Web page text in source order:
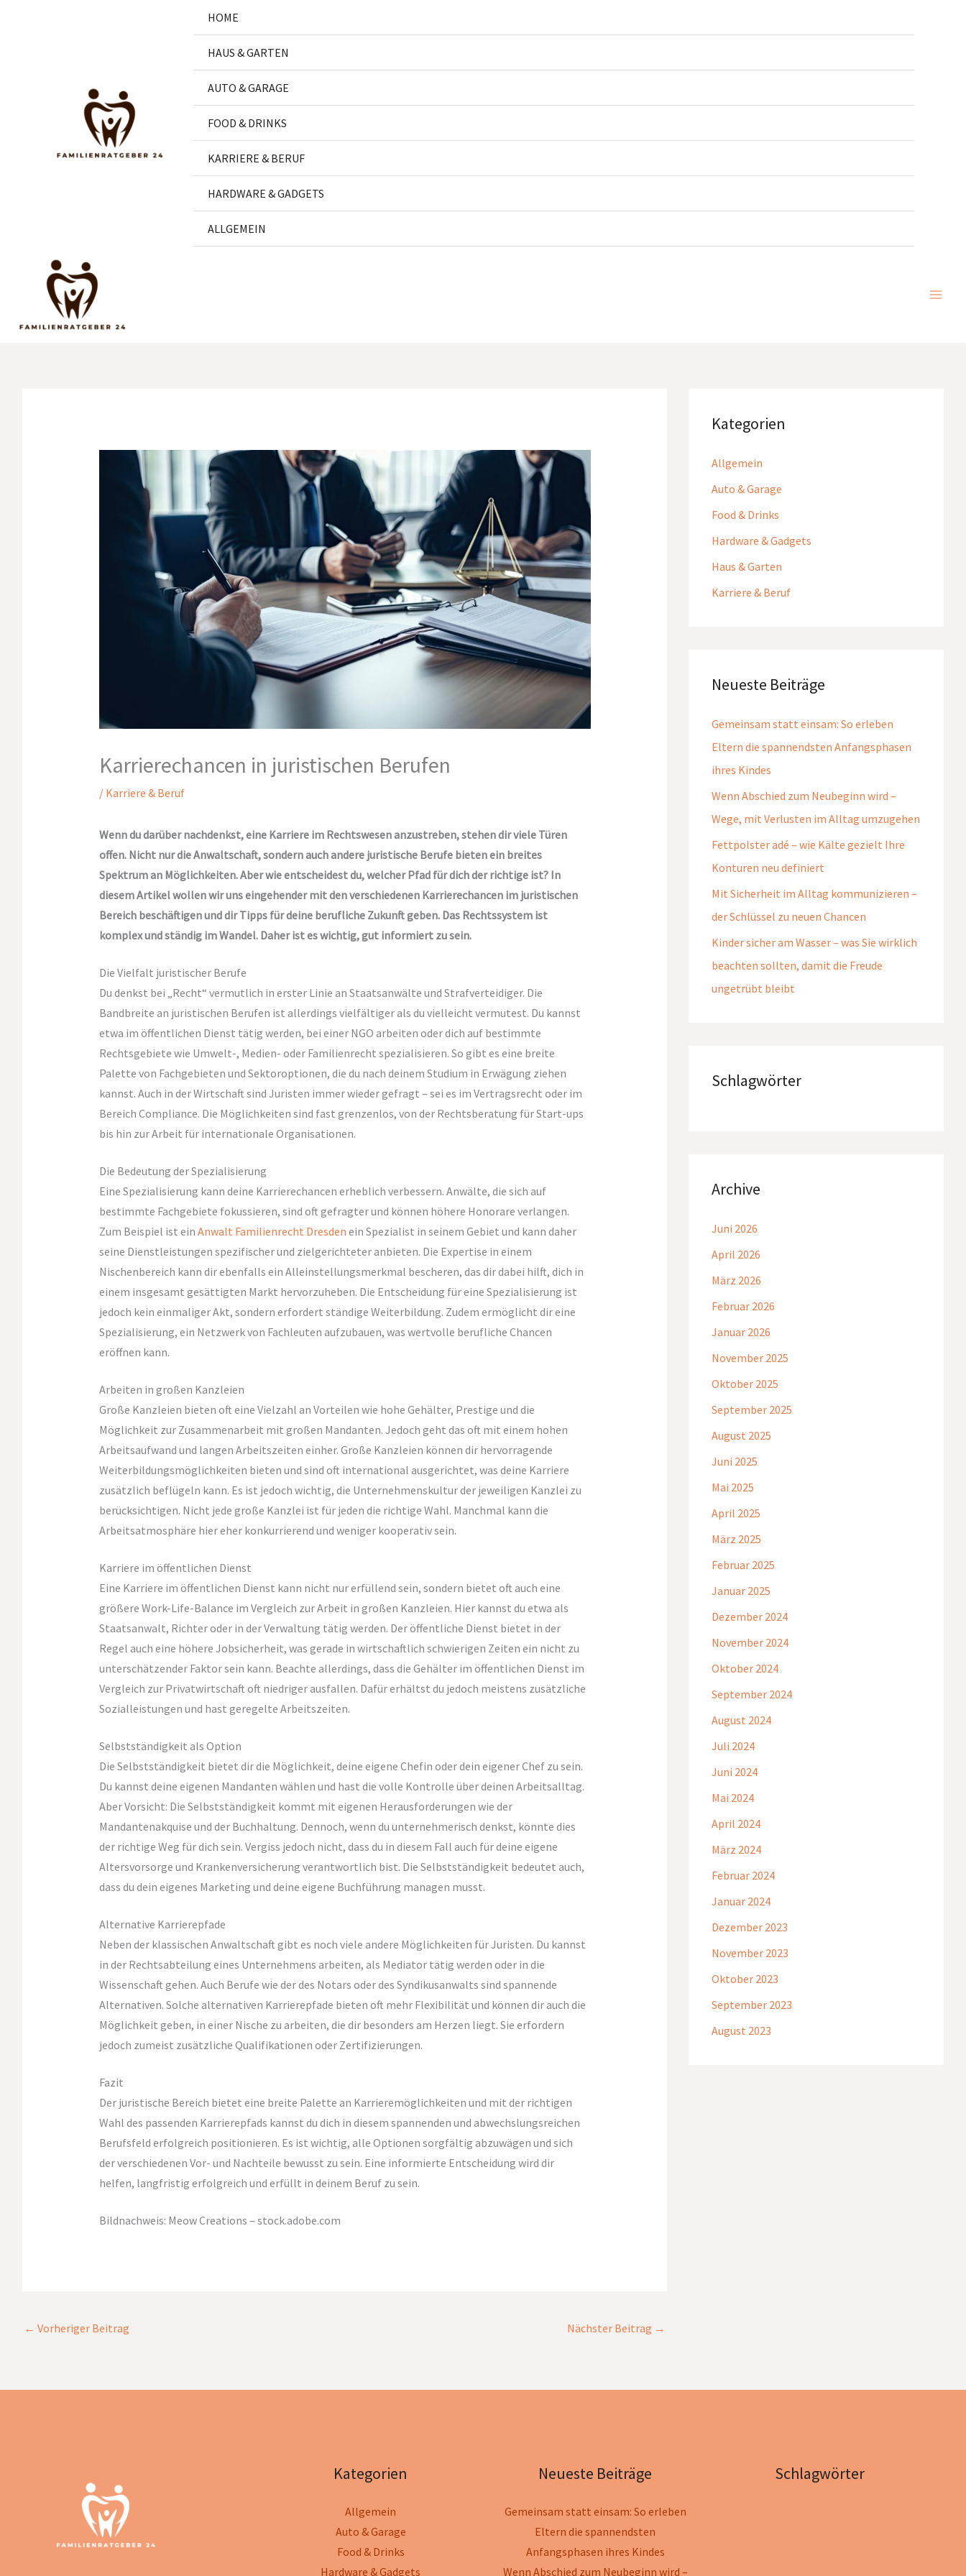
HOME
HAUS & GARTEN
AUTO & GARAGE
FOOD & DRINKS
KARRIERE & BERUF
HARDWARE & GADGETS
ALLGEMEIN
Karrierechancen in juristischen Berufen
/ Karriere & Beruf
Wenn du darüber nachdenkst, eine Karriere im Rechtswesen anzustreben, stehen dir viele Türen
offen. Nicht nur die Anwaltschaft, sondern auch andere juristische Berufe bieten ein breites
Spektrum an Möglichkeiten. Aber wie entscheidest du, welcher Pfad für dich der richtige ist? In
diesem Artikel wollen wir uns eingehender mit den verschiedenen Karrierechancen im juristischen
Bereich beschäftigen und dir Tipps für deine berufliche Zukunft geben. Das Rechtssystem ist
komplex und ständig im Wandel. Daher ist es wichtig, gut informiert zu sein.
Die Vielfalt juristischer Berufe
Du denkst bei „Recht“ vermutlich in erster Linie an Staatsanwälte und Strafverteidiger. Die
Bandbreite an juristischen Berufen ist allerdings vielfältiger als du vielleicht vermutest. Du kannst
etwa im öffentlichen Dienst tätig werden, bei einer NGO arbeiten oder dich auf bestimmte
Rechtsgebiete wie Umwelt-, Medien- oder Familienrecht spezialisieren. So gibt es eine breite
Palette von Fachgebieten und Sektoroptionen, die du nach deinem Studium in Erwägung ziehen
kannst. Auch in der Wirtschaft sind Juristen immer wieder gefragt – sei es im Vertragsrecht oder im
Bereich Compliance. Die Möglichkeiten sind fast grenzenlos, von der Rechtsberatung für Start-ups
bis hin zur Arbeit für internationale Organisationen.
Die Bedeutung der Spezialisierung
Eine Spezialisierung kann deine Karrierechancen erheblich verbessern. Anwälte, die sich auf
bestimmte Fachgebiete fokussieren, sind oft gefragter und können höhere Honorare verlangen.
Zum Beispiel ist ein Anwalt Familienrecht Dresden ein Spezialist in seinem Gebiet und kann daher
seine Dienstleistungen spezifischer und zielgerichteter anbieten. Die Expertise in einem
Nischenbereich kann dir ebenfalls ein Alleinstellungsmerkmal bescheren, das dir dabei hilft, dich in
einem insgesamt gesättigten Markt hervorzuheben. Die Entscheidung für eine Spezialisierung ist
jedoch kein einmaliger Akt, sondern erfordert ständige Weiterbildung. Zudem ermöglicht dir eine
Spezialisierung, ein Netzwerk von Fachleuten aufzubauen, was wertvolle berufliche Chancen
eröffnen kann.
Arbeiten in großen Kanzleien
Große Kanzleien bieten oft eine Vielzahl an Vorteilen wie hohe Gehälter, Prestige und die
Möglichkeit zur Zusammenarbeit mit großen Mandanten. Jedoch geht das oft mit einem hohen
Arbeitsaufwand und langen Arbeitszeiten einher. Große Kanzleien können dir hervorragende
Weiterbildungsmöglichkeiten bieten und sind oft international ausgerichtet, was deine Karriere
zusätzlich beflügeln kann. Es ist jedoch wichtig, die Unternehmenskultur der jeweiligen Kanzlei zu
berücksichtigen. Nicht jede große Kanzlei ist für jeden die richtige Wahl. Manchmal kann die
Arbeitsatmosphäre hier eher konkurrierend und weniger kooperativ sein.
Karriere im öffentlichen Dienst
Eine Karriere im öffentlichen Dienst kann nicht nur erfüllend sein, sondern bietet oft auch eine
größere Work-Life-Balance im Vergleich zur Arbeit in großen Kanzleien. Hier kannst du etwa als
Staatsanwalt, Richter oder in der Verwaltung tätig werden. Der öffentliche Dienst bietet in der
Regel auch eine höhere Jobsicherheit, was gerade in wirtschaftlich schwierigen Zeiten ein nicht zu
unterschätzender Faktor sein kann. Beachte allerdings, dass die Gehälter im öffentlichen Dienst im
Vergleich zur Privatwirtschaft oft niedriger ausfallen. Dafür erhältst du jedoch meistens zusätzliche
Sozialleistungen und hast geregelte Arbeitszeiten.
Selbstständigkeit als Option
Die Selbstständigkeit bietet dir die Möglichkeit, deine eigene Chefin oder dein eigener Chef zu sein.
Du kannst deine eigenen Mandanten wählen und hast die volle Kontrolle über deinen Arbeitsalltag.
Aber Vorsicht: Die Selbstständigkeit kommt mit eigenen Herausforderungen wie der
Mandantenakquise und der Buchhaltung. Dennoch, wenn du unternehmerisch denkst, könnte dies
der richtige Weg für dich sein. Vergiss jedoch nicht, dass du in diesem Fall auch für deine eigene
Altersvorsorge und Krankenversicherung verantwortlich bist. Die Selbstständigkeit bedeutet auch,
dass du dein eigenes Marketing und deine eigene Buchführung managen musst.
Alternative Karrierepfade
Neben der klassischen Anwaltschaft gibt es noch viele andere Möglichkeiten für Juristen. Du kannst
in der Rechtsabteilung eines Unternehmens arbeiten, als Mediator tätig werden oder in die
Wissenschaft gehen. Auch Berufe wie der des Notars oder des Syndikusanwalts sind spannende
Alternativen. Solche alternativen Karrierepfade bieten oft mehr Flexibilität und können dir auch die
Möglichkeit geben, in einer Nische zu arbeiten, die dir besonders am Herzen liegt. Sie erfordern
jedoch zumeist zusätzliche Qualifikationen oder Zertifizierungen.
Fazit
Der juristische Bereich bietet eine breite Palette an Karrieremöglichkeiten und mit der richtigen
Wahl des passenden Karrierepfads kannst du dich in diesem spannenden und abwechslungsreichen
Berufsfeld erfolgreich positionieren. Es ist wichtig, alle Optionen sorgfältig abzuwägen und sich
der verschiedenen Vor- und Nachteile bewusst zu sein. Eine informierte Entscheidung wird dir
helfen, langfristig erfolgreich und erfüllt in deinem Beruf zu sein.
Bildnachweis: Meow Creations – stock.adobe.com
← Vorheriger Beitrag Nächster Beitrag →
Kategorien
Allgemein
Auto & Garage
Food & Drinks
Hardware & Gadgets
Haus & Garten
Karriere & Beruf
Neueste Beiträge
Gemeinsam statt einsam: So erleben
Eltern die spannendsten Anfangsphasen
ihres Kindes
Wenn Abschied zum Neubeginn wird –
Wege, mit Verlusten im Alltag umzugehen
Fettpolster adé – wie Kälte gezielt Ihre
Konturen neu definiert
Mit Sicherheit im Alltag kommunizieren –
der Schlüssel zu neuen Chancen
Kinder sicher am Wasser – was Sie wirklich
beachten sollten, damit die Freude
ungetrübt bleibt
Schlagwörter
Archive
Juni 2026
April 2026
März 2026
Februar 2026
Januar 2026
November 2025
Oktober 2025
September 2025
August 2025
Juni 2025
Mai 2025
April 2025
März 2025
Februar 2025
Januar 2025
Dezember 2024
November 2024
Oktober 2024
September 2024
August 2024
Juli 2024
Juni 2024
Mai 2024
April 2024
März 2024
Februar 2024
Januar 2024
Dezember 2023
November 2023
Oktober 2023
September 2023
August 2023
Kategorien
Allgemein
Auto & Garage
Food & Drinks
Hardware & Gadgets
Neueste Beiträge
Gemeinsam statt einsam: So erleben
Eltern die spannendsten
Anfangsphasen ihres Kindes
Wenn Abschied zum Neubeginn wird –
Schlagwörter